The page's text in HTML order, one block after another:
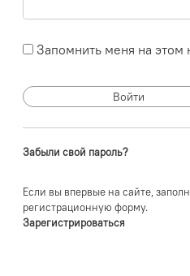
Запомнить меня на этом
Забыли свой пароль?
Если вы впервые на сайте,
регистрационную форму.
Зарегистрироваться